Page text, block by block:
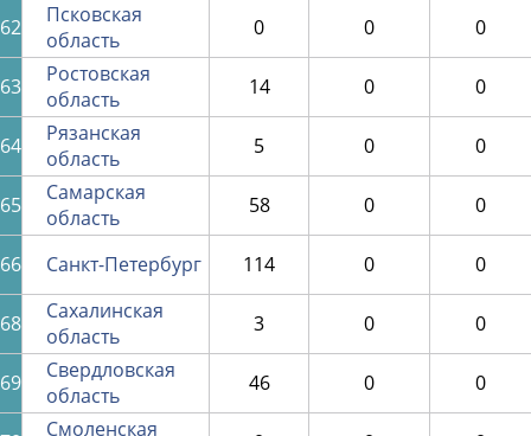
62
Псковская
область
0 0 0
63
Ростовская
область
14 0 0
64
Рязанская
область
5 0 0
65
Самарская
область
58 0 0
66 Санкт-Петербург 114 0 0
68
Сахалинская
область
3 0 0
69
Свердловская
область
46 0 0
Смоленская